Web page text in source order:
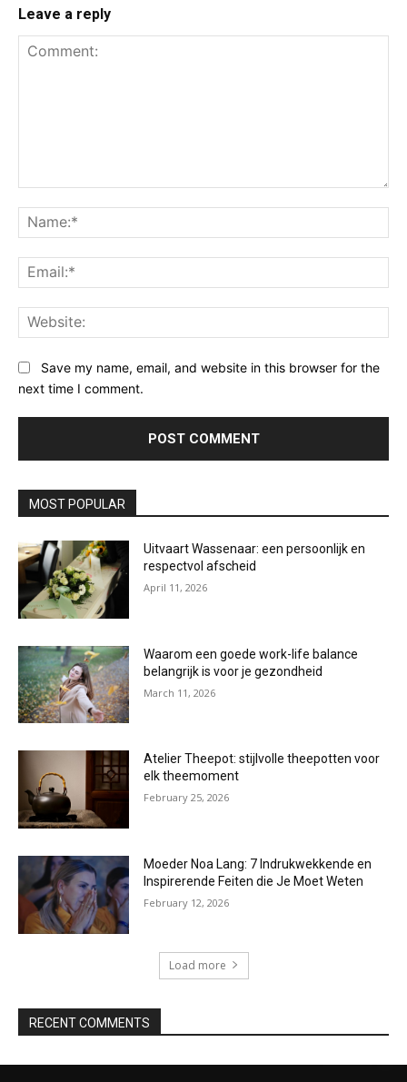
Leave a reply
Save my name, email, and website in this browser for the
next time I comment.
MOST POPULAR
Uitvaart Wassenaar: een persoonlijk en
respectvol afscheid
April 11, 2026
Waarom een goede work-life balance
belangrijk is voor je gezondheid
March 11, 2026
Atelier Theepot: stijlvolle theepotten voor
elk theemoment
February 25, 2026
Moeder Noa Lang: 7 Indrukwekkende en
Inspirerende Feiten die Je Moet Weten
February 12, 2026
Load more
RECENT COMMENTS